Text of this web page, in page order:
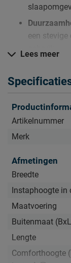
een
het rode
Inclusief l
apart
Verzorging &
houden. Alle
op het bed, kun
weten’.
Lees meer
Artikelnummer
Merk
Afmetingen
Breedte
Instaphoogte in
Maatvoering
Buitenmaat
Lengte
Comforthoogte